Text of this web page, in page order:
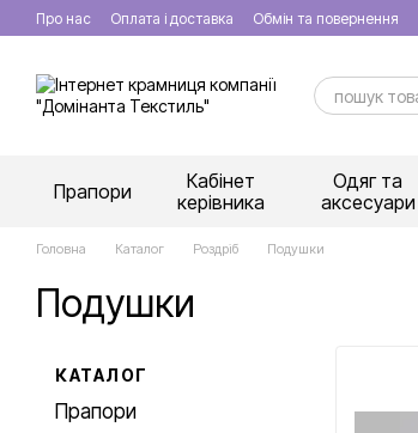
Перейти к основному контенту
Про нас Оплата і доставка Обмін та повернення
Прапори
Кабінет
керівника
Одяг та
аксесуари
Головна Каталог Роздріб Подушки
Подушки
КАТАЛОГ
Прапори